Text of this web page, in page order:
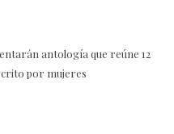
antología que reúne 12
por mujeres